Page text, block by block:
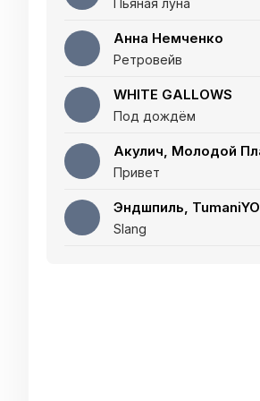
Пьяная луна
Анна Немченко
Ретровейв
WHITE GALLOWS
Под дождём
Привет
Эндшпиль, TumaniYO
Slang